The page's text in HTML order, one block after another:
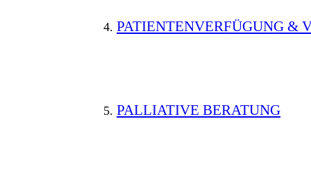
PATIENTENVERFÜGUNG &
PALLIATIVE BERATUNG